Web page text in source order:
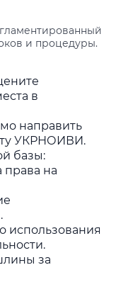
и процедуры.
в
направить
УКРНОИВИ.
базы:
права на
использования
за